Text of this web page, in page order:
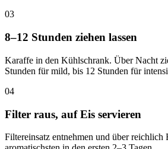
03
8–12 Stunden ziehen lassen
Karaffe in den Kühlschrank. Über Nacht
Stunden für mild, bis 12 Stunden für
04
Filter raus, auf Eis servieren
Filtereinsatz entnehmen und über reichlich